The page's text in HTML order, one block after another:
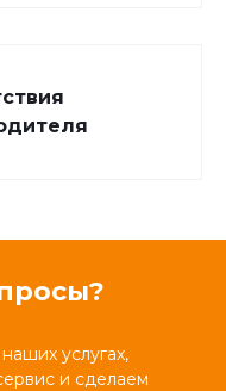
услугах,
и сделаем